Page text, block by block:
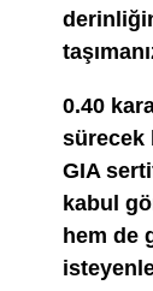
0.40
sürecek
GIA
kabul
hem de